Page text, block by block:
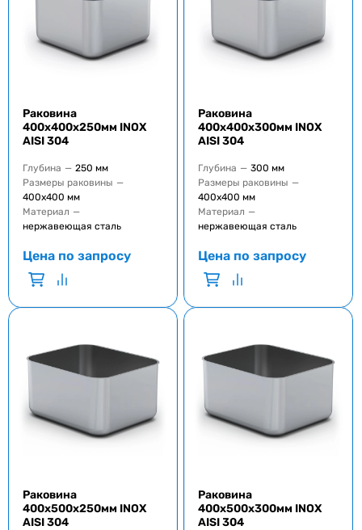
Раковина
400x400x250мм INOX
AISI 304
Глубина — 250 мм
Размеры раковины —
400x400 мм
Материал —
нержавеющая сталь
Цена по запросу
Раковина
400x400x300мм INOX
AISI 304
Глубина — 300 мм
Размеры раковины —
400x400 мм
Материал —
нержавеющая сталь
Цена по запросу
Раковина
400x500x250мм INOX
AISI 304
Раковина
400x500x300мм INOX
AISI 304